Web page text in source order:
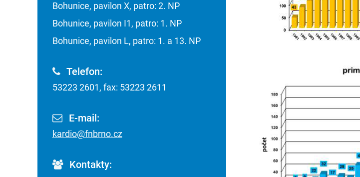
Bohunice, pavilon X, patro: 2. NP
Bohunice, pavilon I1, patro: 1. NP
Bohunice, pavilon L, patro: 1. a 13. NP
Telefon:
53223 2601, fax: 53223 2611
E-mail:
kardio@fnbrno.cz
Kontakty: